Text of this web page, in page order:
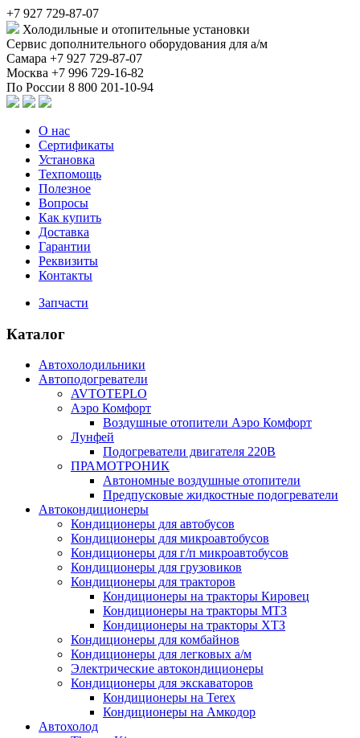
+7 927 729-87-07
Холодильные и отопительные установки
Сервис дополнительного оборудования для а/м
Самара +7 927 729-87-07
Москва +7 996 729-16-82
По России 8 800 201-10-94
О нас
Сертификаты
Установка
Техпомощь
Полезное
Вопросы
Как купить
Доставка
Гарантии
Реквизиты
Контакты
Запчасти
Каталог
Автохолодильники
Автоподогреватели
AVTOTEPLO
Аэро Комфорт
Воздушные отопители Аэро Комфорт
Лунфей
Подогреватели двигателя 220В
ПРАМОТРОНИК
Автономные воздушные отопители
Предпусковые жидкостные подогреватели
Автокондиционеры
Кондиционеры для автобусов
Кондиционеры для микроавтобусов
Кондиционеры для г/п микроавтобусов
Кондиционеры для грузовиков
Кондиционеры для тракторов
Кондиционеры на тракторы Кировец
Кондиционеры на тракторы МТЗ
Кондиционеры на тракторы ХТЗ
Кондиционеры для комбайнов
Кондиционеры для легковых а/м
Электрические автокондиционеры
Кондиционеры для экскаваторов
Кондиционеры на Terex
Кондиционеры на Амкодор
Автохолод